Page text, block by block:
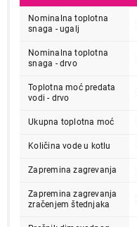
Nominalna toplotna
snaga - ugalj
Nominalna toplotna
snaga - drvo
Toplotna moć predata
vodi - drvo
Ukupna toplotna moć
Količina vode u kotlu
Zapremina zagrevanja
Zapremina zagrevanja
zračenjem štednjaka